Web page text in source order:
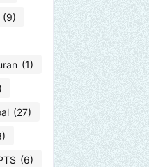
(9)
(1)
(27)
(6)